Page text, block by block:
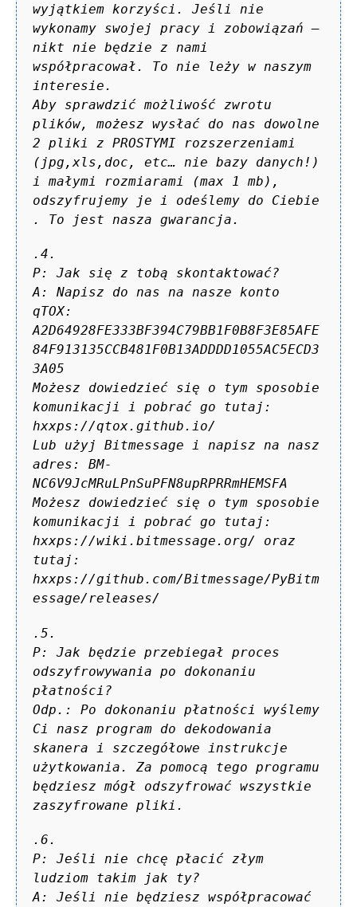
wyjątkiem korzyści. Jeśli nie
wykonamy swojej pracy i zobowiązań –
nikt nie będzie z nami
współpracował. To nie leży w naszym
interesie.
Aby sprawdzić możliwość zwrotu
plików, możesz wysłać do nas dowolne
2 pliki z PROSTYMI rozszerzeniami
(jpg,xls,doc, etc… nie bazy danych!)
i małymi rozmiarami (max 1 mb),
odszyfrujemy je i odeślemy do Ciebie
. To jest nasza gwarancja.
.4.
P: Jak się z tobą skontaktować?
A: Napisz do nas na nasze konto
qTOX:
A2D64928FE333BF394C79BB1F0B8F3E85AFE
84F913135CCB481F0B13ADDDD1055AC5ECD3
3A05
Możesz dowiedzieć się o tym sposobie
komunikacji i pobrać go tutaj:
hxxps://qtox.github.io/
Lub użyj Bitmessage i napisz na nasz
adres: BM-
NC6V9JcMRuLPnSuPFN8upRPRRmHEMSFA
Możesz dowiedzieć się o tym sposobie
komunikacji i pobrać go tutaj:
hxxps://wiki.bitmessage.org/ oraz
tutaj:
hxxps://github.com/Bitmessage/PyBitm
essage/releases/
.5.
P: Jak będzie przebiegał proces
odszyfrowywania po dokonaniu
płatności?
Odp.: Po dokonaniu płatności wyślemy
Ci nasz program do dekodowania
skanera i szczegółowe instrukcje
użytkowania. Za pomocą tego programu
będziesz mógł odszyfrować wszystkie
zaszyfrowane pliki.
.6.
P: Jeśli nie chcę płacić złym
ludziom takim jak ty?
A: Jeśli nie będziesz współpracować